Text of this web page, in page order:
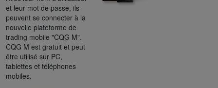
et leur mot de passe, ils
peuvent se connecter à la
nouvelle plateforme de
trading mobile "CQG M".
CQG M est gratuit et peut
être utilisé sur PC,
tablettes et téléphones
mobiles.